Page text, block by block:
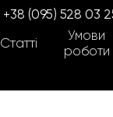
Статті
Умови
роботи
+38 (095) 528 03